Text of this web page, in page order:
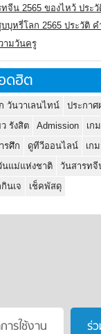
ทจีน 2565 ของไหว้ ประ
บุหรี่โลก 2565 ประวัติ
ามวันครู
ดฮิต
วันวาเลนไทน์
ประกาศ
รังสิต
Admission
เกม
รศึก
ดูทีวีออนไลน์ เก
นแม่แห่งชาติ
วันสารทจี
นเจ
เช็คพัสดุ
ารใช้งาน ร่